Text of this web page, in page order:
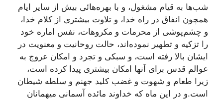
شب‌ها به قيام مشغول، و با بهره‌هائى بيش از ساير ايام
همچون انفاق در راه خدا، و تلاوت بيشترى از کلام خدا،
و چشم‌پوشى از محرمات و مکروهات، نفس اماره خود
را تزکيه و تطهير نموده‌اند، حالت روحانيت و معنويت در
ايشان بالا رفته است، و سبکى و تجرد و امکان عروج به
عوالم قدس براى آنها امکان بيشترى پيدا کرده است،
زيرا طعام و شهوت و غضب کليد جهنم و سلطه شيطان
است.و در اين ماه که خداوند مائده آسمانى ميهمانان